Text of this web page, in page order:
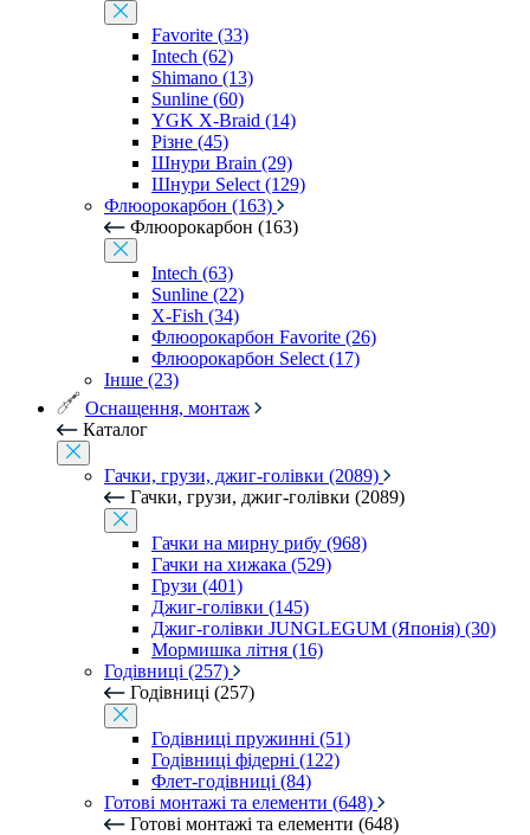
Favorite (33)
Intech (62)
Shimano (13)
Sunline (60)
YGK X-Braid (14)
Різне (45)
Шнури Brain (29)
Шнури Select (129)
Флюорокарбон (163)
Флюорокарбон (163)
Intech (63)
Sunline (22)
X-Fish (34)
Флюорокарбон Favorite (26)
Флюорокарбон Select (17)
Інше (23)
Оснащення, монтаж
Каталог
Гачки, грузи, джиг-голівки (2089)
Гачки, грузи, джиг-голівки (2089)
Гачки на мирну рибу (968)
Гачки на хижака (529)
Грузи (401)
Джиг-голівки (145)
Джиг-голівки JUNGLEGUM (Японія) (30)
Мормишка літня (16)
Годівниці (257)
Годівниці (257)
Годівниці пружинні (51)
Годівниці фідерні (122)
Флет-годівниці (84)
Готові монтажі та елементи (648)
Готові монтажі та елементи (648)